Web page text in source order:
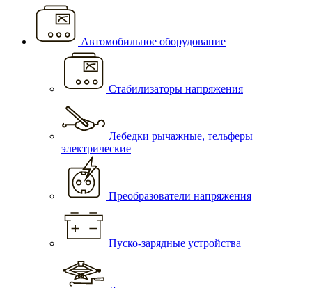
Автомобильное оборудование
Стабилизаторы напряжения
Лебедки рычажные, тельферы
электрические
Преобразователи напряжения
Пуско-зарядные устройства